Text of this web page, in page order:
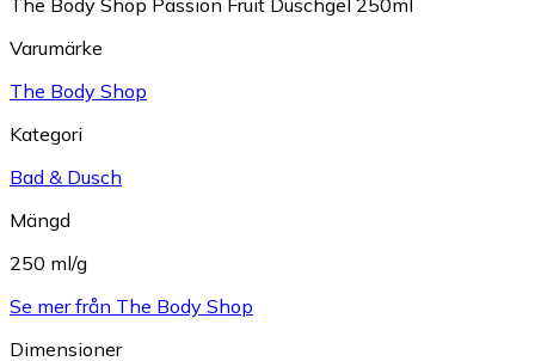
The Body Shop Passion Fruit Duschgel 250ml
Varumärke
The Body Shop
Kategori
Bad & Dusch
Mängd
250 ml/g
Se mer från The Body Shop
Dimensioner